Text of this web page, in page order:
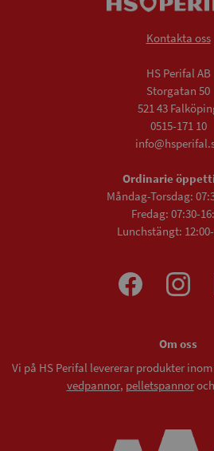
Kontakta oss
HS Perifal AB
Storgatan 50
521 43
0515-171 10
Ordinarie
Måndag-Torsdag:
Fredag: 07:30-
Lunchstängt:
Om oss
Vi på HS Perifal levererar produkter
vedpannor, pelletspannoroch